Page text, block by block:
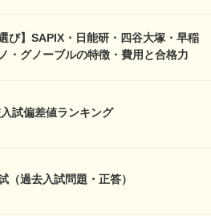
び】SAPIX・日能研・四谷大塚・早稲
・グノーブルの特徴・費用と合格力
試偏差値ランキング
（過去入試問題・正答）